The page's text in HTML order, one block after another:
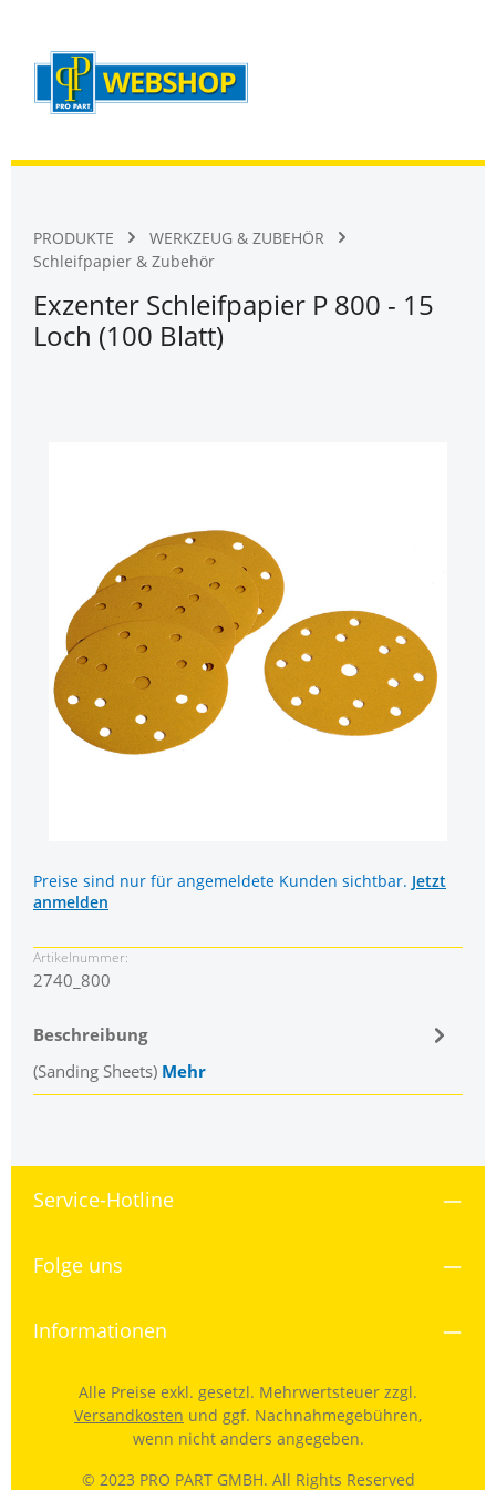
PRODUKTE
WERKZEUG & ZUBEHÖR
Schleifpapier & Zubehör
Exzenter Schleifpapier P 800 - 15
Loch (100 Blatt)
Preise sind nur für angemeldete Kunden sichtbar. Jetzt
anmelden
Artikelnummer:
2740_800
Beschreibung
(Sanding Sheets) Mehr
Service-Hotline
Folge uns
Informationen
© 2023 PRO PART GMBH. All Rights Reserved
Alle Preise exkl. gesetzl. Mehrwertsteuer zzgl.
Versandkosten und ggf. Nachnahmegebühren,
wenn nicht anders angegeben.